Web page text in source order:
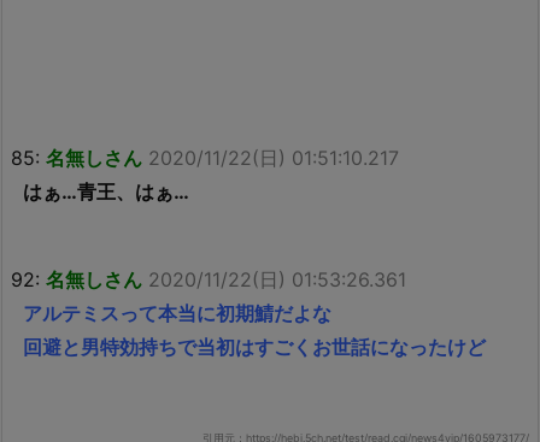
85: 名無しさん 2020/11/22(日) 01:51:10.217
はぁ…青王、はぁ…
92: 名無しさん 2020/11/22(日) 01:53:26.361
アルテミスって本当に初期鯖だよな
回避と男特効持ちで当初はすごくお世話になったけど
引用元：https://hebi.5ch.net/test/read.cgi/news4vip/1605973177/